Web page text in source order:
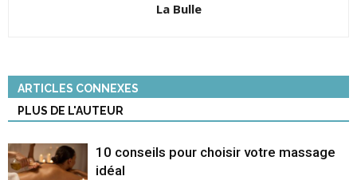
La Bulle
ARTICLES CONNEXES
PLUS DE L'AUTEUR
10 conseils pour choisir votre massage
idéal